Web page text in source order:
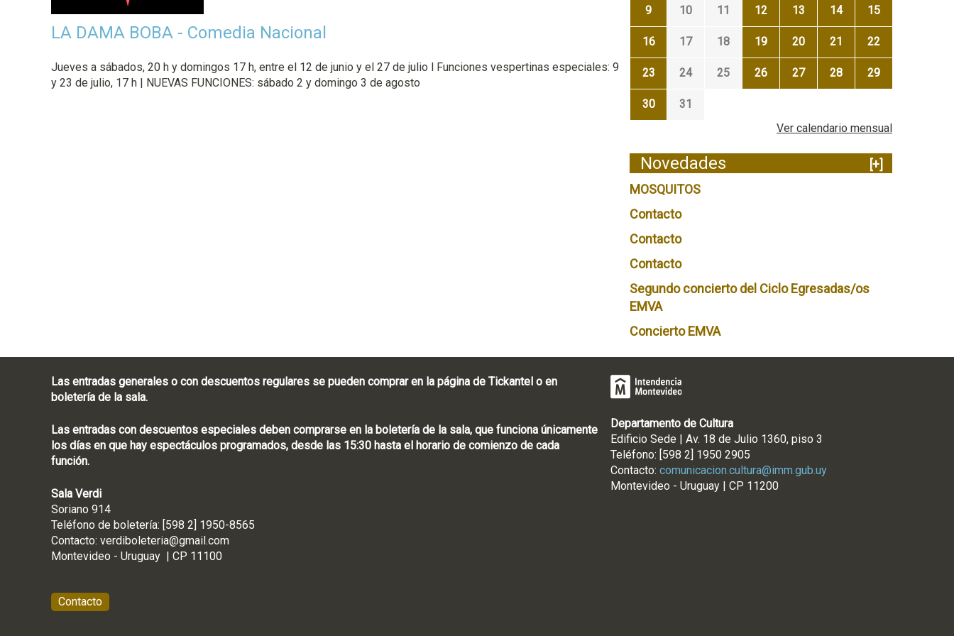
LA DAMA BOBA - Comedia Nacional
Jueves a sábados, 20 h y domingos 17 h, entre el 12 de junio y el 27 de julio l Funciones vespertinas especiales: 9
y 23 de julio, 17 h | NUEVAS FUNCIONES: sábado 2 y domingo 3 de agosto
9 10 11 12 13 14 15
16 17 18 19 20 21 22
23 24 25 26 27 28 29
30
31
Ver calendario mensual
Novedades
[+]
MOSQUITOS
Contacto
Contacto
Contacto
Segundo concierto del Ciclo Egresadas/os
EMVA
Concierto EMVA
p
a
Las entradas generales o con descuentos regulares se pueden comprar en la página de Tickantel o en
boletería de la sala.
Las entradas con descuentos especiales deben comprarse en la boletería de la sala, que funciona únicamente
los días en que hay espectáculos programados, desde las 15:30 hasta el horario de comienzo de cada
función.
Sala Verdi
Soriano 914
Teléfono de boletería: [598 2] 1950-8565
Contacto: verdiboleteria@gmail.com
Montevideo - Uruguay | CP 11100
Contacto
Departamento de Cultura
Edificio Sede | Av. 18 de Julio 1360, piso 3
Teléfono: [598 2] 1950 2905
Contacto: comunicacion.cultura@imm.gub.uy
Montevideo - Uruguay | CP 11200